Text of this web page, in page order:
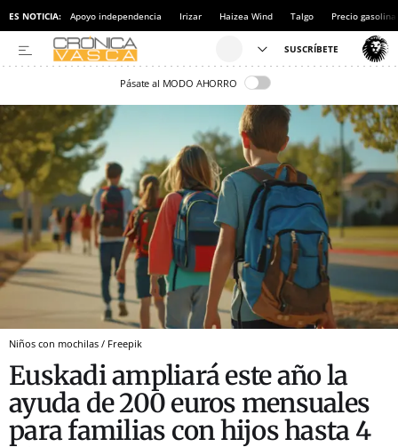
ES NOTICIA: Apoyo independencia Irizar Haizea Wind Talgo Precio gasolina
Pásate al MODO AHORRO
Niños con mochilas / Freepik
Euskadi ampliará este año la
ayuda de 200 euros mensuales
para familias con hijos hasta 4